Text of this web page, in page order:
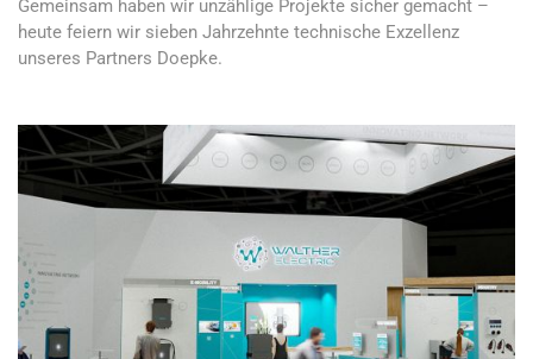
Gemeinsam haben wir unzählige Projekte sicher gemacht –
heute feiern wir sieben Jahrzehnte technische Exzellenz
unseres Partners Doepke.